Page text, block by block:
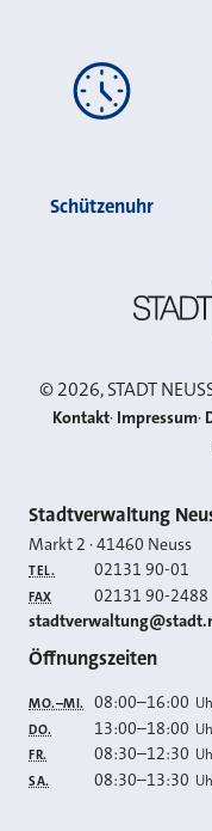
Schützenuhr
©2026, STADT
Kontakt Impressum
Kontakt
Stadtverwaltung
Markt 2 ·41460 Neuss
TEL. 02131 90-01
FAX 02131 90-2488
E-MAIL
Öffnungszeiten
MO.–MI. 08:00–16:00
DO. 13:00–18:00
FR. 08:30–12:30
SA. 08:30–13:30